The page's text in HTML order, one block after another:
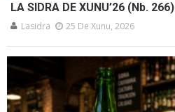
LA SIDRA DE XUNU’26 (Nb. 266)
Lasidra 25 De Xunu, 2026